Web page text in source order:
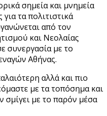
σημεία και μνημεία
τα πολιτιστικά
από τον
και Νεολαίας
με το
Αθήνας.
αλλά και πιο
με τα τοπόσημα και
σμίγει με το παρόν μέσα